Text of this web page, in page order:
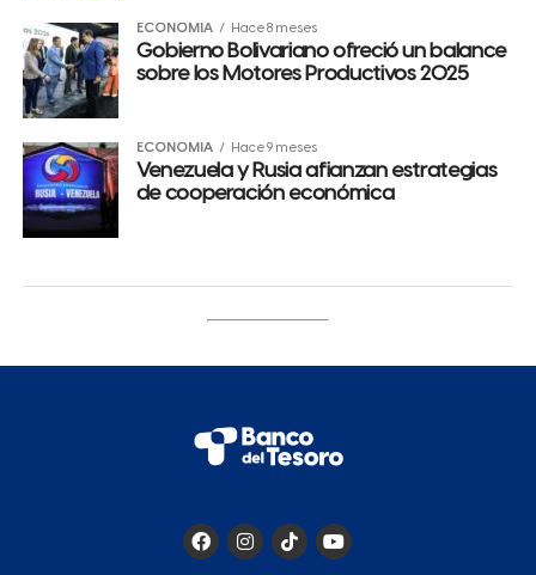
ECONOMÍA Hace 8 meses
Gobierno Bolivariano ofreció un balance
sobre los Motores Productivos 2025
ECONOMÍA Hace 9 meses
Venezuela y Rusia afianzan estrategias
de cooperación económica